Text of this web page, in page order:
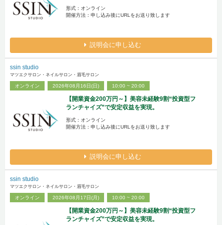
形式：オンライン
開催方法：申し込み後にURLをお送り致します
説明会に申し込む
ssin studio
マツエクサロン・ネイルサロン・眉毛サロン
オンライン 2026年08月16日(日) 10:00 ~ 20:00
【開業資金200万円～】美容未経験9割“投資型フ
ランチャイズ”で安定収益を実現。
形式：オンライン
開催方法：申し込み後にURLをお送り致します
説明会に申し込む
ssin studio
マツエクサロン・ネイルサロン・眉毛サロン
オンライン 2026年08月17日(月) 10:00 ~ 20:00
【開業資金200万円～】美容未経験9割“投資型フ
ランチャイズ”で安定収益を実現。